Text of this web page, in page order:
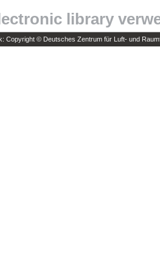
library
Copyright © Deutsches Zentrum für Luft- und